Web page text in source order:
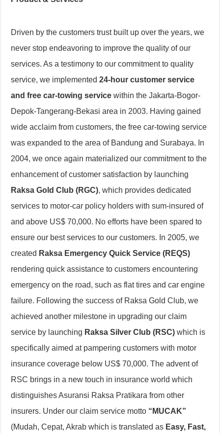
Driven by the customers trust built up over the years, we
never stop endeavoring to improve the quality of our
services. As a testimony to our commitment to quality
service, we implemented24-hour customer service
and free car-towing service within the Jakarta-Bogor-
Depok-Tangerang-Bekasi area in 2003. Having gained
wide acclaim from customers, the free car-towing service
was expanded to the area of Bandung and Surabaya. In
2004, we once again materialized our commitment to the
enhancement of customer satisfaction by launching
Raksa Gold Club (RGC), which provides dedicated
services to motor-car policy holders with sum-insured of
and above US$ 70,000. No efforts have been spared to
ensure our best services to our customers. In 2005, we
created Raksa Emergency Quick Service (REQS)
rendering quick assistance to customers encountering
emergency on the road, such as flat tires and car engine
failure. Following the success of Raksa Gold Club, we
achieved another milestone in upgrading our claim
service by launching Raksa Silver Club (RSC) which is
specifically aimed at pampering customers with motor
insurance coverage below US$ 70,000. The advent of
RSC brings in a new touch in insurance world which
distinguishes Asuransi Raksa Pratikara from other
insurers. Under our claim service motto “MUCAK”
(Mudah, Cepat, Akrab which is translated as Easy, Fast,